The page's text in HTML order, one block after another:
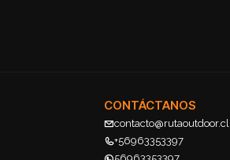
CONTÁCTANOS
contacto@rutaoutdoor.cl
+56963353397